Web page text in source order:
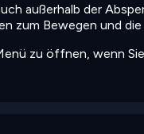
außerhalb der
zum Bewegen und die
zu öffnen, wenn